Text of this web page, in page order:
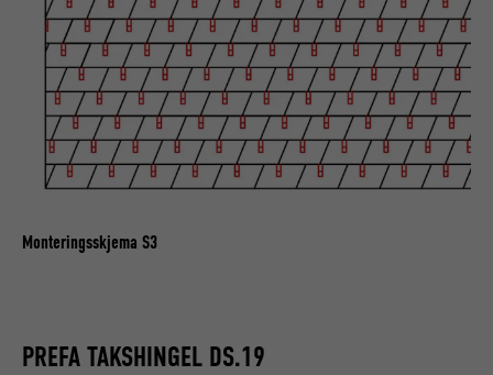
Monteringsskjema S3
PREFA TAKSHINGEL DS.19